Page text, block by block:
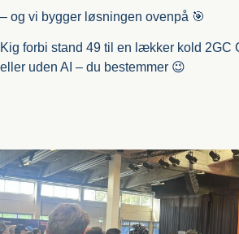
– og vi bygger løsningen ovenpå 🎯
Kig forbi stand 49 til en lækker kold 2GC
eller uden AI – du bestemmer 😉